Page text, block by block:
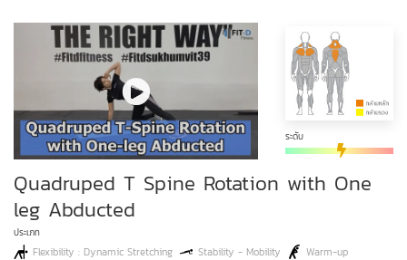
ระดับ
Quadruped T Spine Rotation with One
leg Abducted
ประเภท
Flexibility : Dynamic Stretching Stability - Mobility Warm-up